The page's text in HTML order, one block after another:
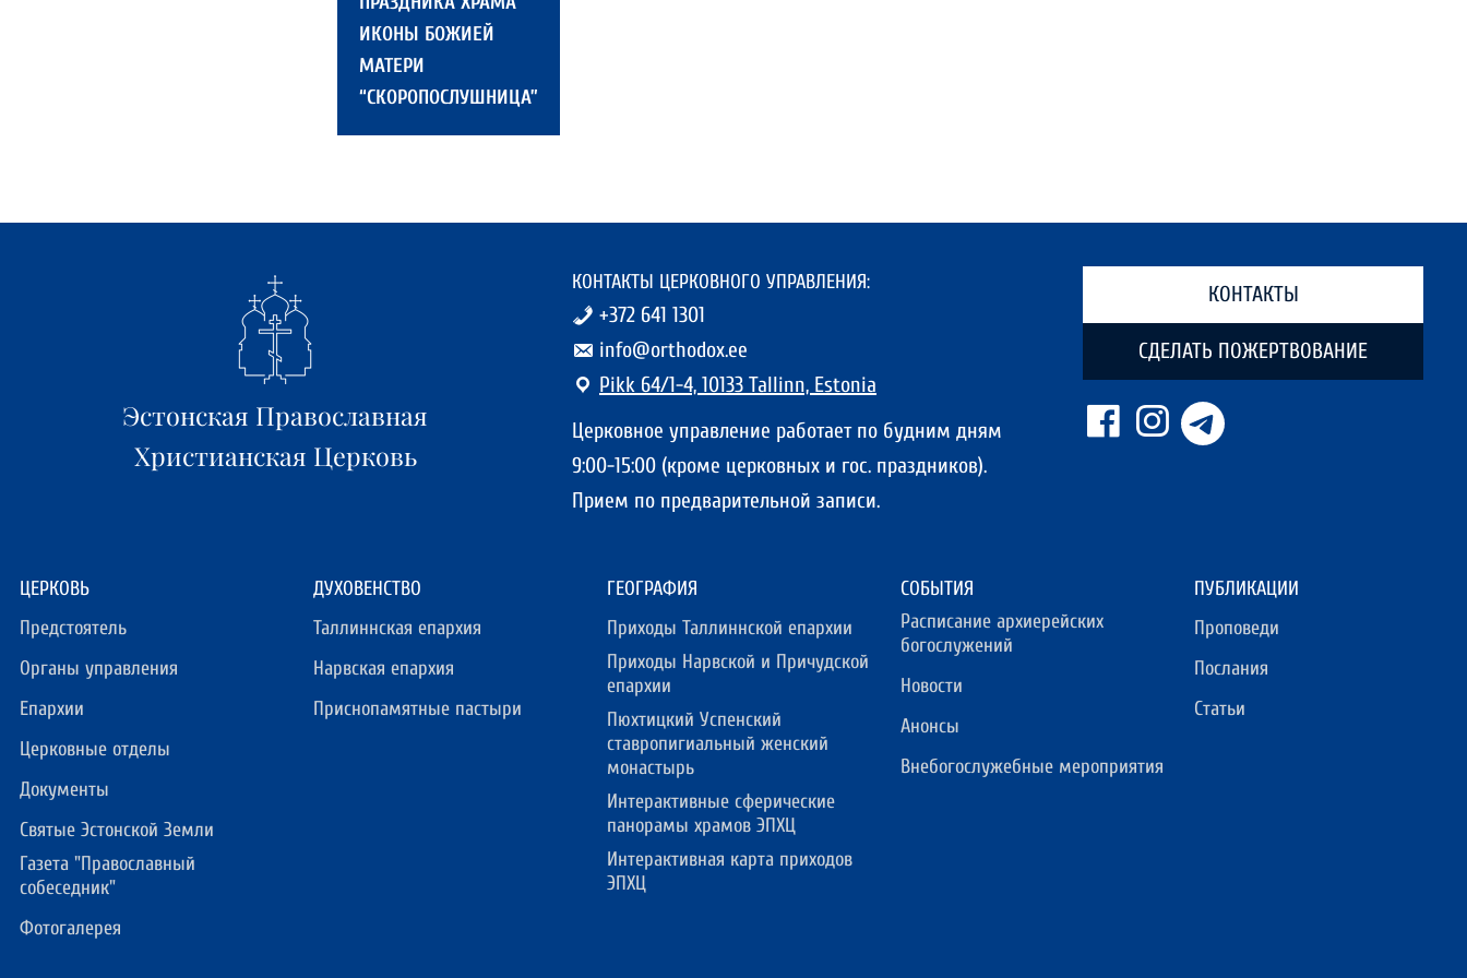
ИКОНЫ БОЖИЕЙ
МАТЕРИ
“СКОРОПОСЛУШНИЦА”
Эстонская Православная
Христианская Церковь
КОНТАКТЫ ЦЕРКОВНОГО УПРАВЛЕНИЯ:
+372 641 1301
info@orthodox.ee
Pikk 64/1-4, 10133 Tallinn, Estonia
Церковное управление работает по будним дням
9:00-15:00 (кроме церковных и гос. праздников).
Прием по предварительной записи.
КОНТАКТЫ
СДЕЛАТЬ ПОЖЕРТВОВАНИЕ
ЦЕРКОВЬ
Предстоятель
Органы управления
Епархии
Церковные отделы
Документы
Святые Эстонской Земли
Газета "Православный
собеседник"
Фотогалерея
ДУХОВЕНСТВО
Таллиннская епархия
Нарвская епархия
Приснопамятные пастыри
ГЕОГРАФИЯ
Приходы Таллиннской епархии
Приходы Нарвской и Причудской
епархии
Пюхтицкий Успенский
ставропигиальный женский
монастырь
Интерактивные сферические
панорамы храмов ЭПХЦ
Интерактивная карта приходов
ЭПХЦ
СОБЫТИЯ
Расписание архиерейских
богослужений
Новости
Анонсы
Внебогослужебные мероприятия
ПУБЛИКАЦИИ
Проповеди
Послания
Статьи